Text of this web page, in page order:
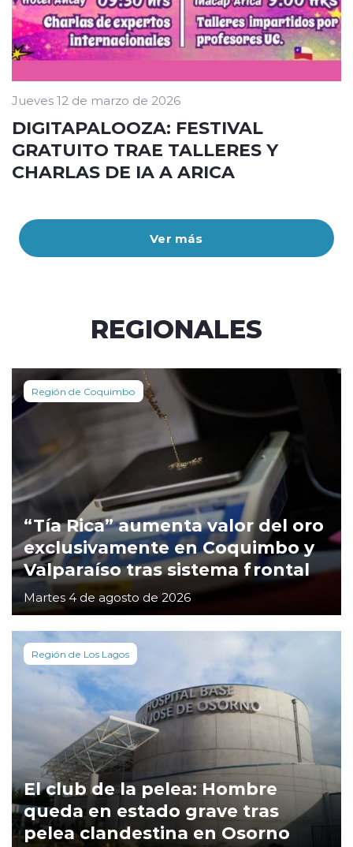
Ver más
Jueves 12 de marzo de 2026
DIGITAPALOOZA: FESTIVAL
GRATUITO TRAE TALLERES Y
CHARLAS DE IA A ARICA
REGIONALES
Región de Coquimbo
“Tía Rica” aumenta valor del oro
exclusivamente en Coquimbo y
Valparaíso tras sistema frontal
Martes 4 de agosto de 2026
Región de Los Lagos
El club de la pelea: Hombre
queda en estado grave tras
pelea clandestina en Osorno